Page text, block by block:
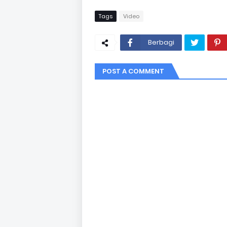
Tags Video
Berbagi
POST A COMMENT